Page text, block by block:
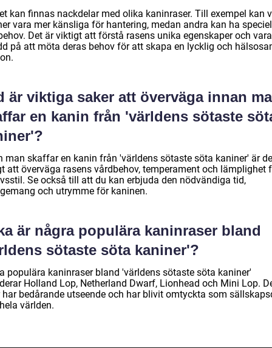
kan finnas nackdelar med olika kaninraser. Till exempel kan
vara mer känsliga för hantering, medan andra kan ha
Det är viktigt att förstå rasens unika egenskaper och vara
på att möta deras behov för att skapa en lycklig och
är viktiga saker att överväga innan
en kanin från 'världens sötaste
man skaffar en kanin från 'världens sötaste söta kaniner' är
att överväga rasens vårdbehov, temperament och lämplighet
Se också till att du kan erbjuda den nödvändiga tid,
och utrymme för kaninen.
är några populära kaninraser bland
sötaste söta kaniner'?
populära kaninraser bland 'världens sötaste söta kaniner'
Holland Lop, Netherland Dwarf, Lionhead och Mini Lop.
har bedårande utseende och har blivit omtyckta som
världen.